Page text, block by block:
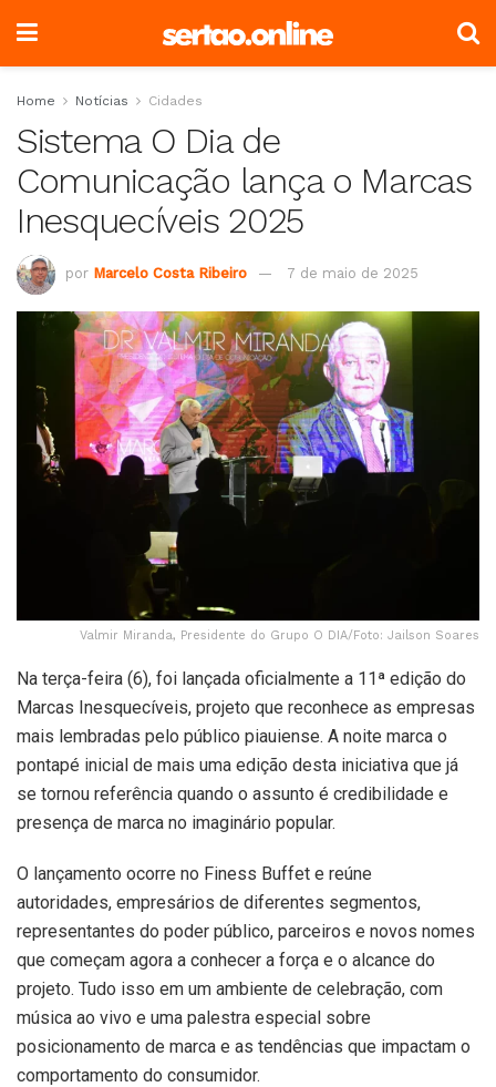
Home Notícias Cidades
Sistema O Dia de
Comunicação lança o Marcas
Inesquecíveis 2025
por Marcelo Costa Ribeiro 7 de maio de 2025
Valmir Miranda, Presidente do Grupo O DIA/Foto: Jailson Soares
Na terça-feira (6), foi lançada oficialmente a 11ª edição do
Marcas Inesquecíveis, projeto que reconhece as empresas
mais lembradas pelo público piauiense. A noite marca o
pontapé inicial de mais uma edição desta iniciativa que já
se tornou referência quando o assunto é credibilidade e
presença de marca no imaginário popular.
O lançamento ocorre no Finess Buffet e reúne
autoridades, empresários de diferentes segmentos,
representantes do poder público, parceiros e novos nomes
que começam agora a conhecer a força e o alcance do
projeto. Tudo isso em um ambiente de celebração, com
música ao vivo e uma palestra especial sobre
posicionamento de marca e as tendências que impactam o
comportamento do consumidor.